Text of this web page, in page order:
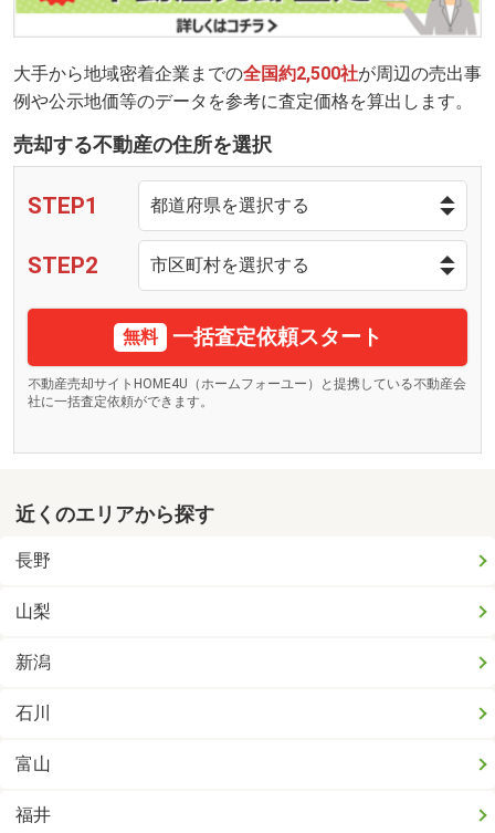
大手から地域密着企業までの全国約2,500社が周辺の売出事
例や公示地価等のデータを参考に査定価格を算出します。
売却する不動産の住所を選択
STEP1
STEP2
無料 一括査定依頼スタート
不動産売却サイトHOME4U（ホームフォーユー）と提携している不動産会
社に一括査定依頼ができます。
近くのエリアから探す
長野
山梨
新潟
石川
富山
福井